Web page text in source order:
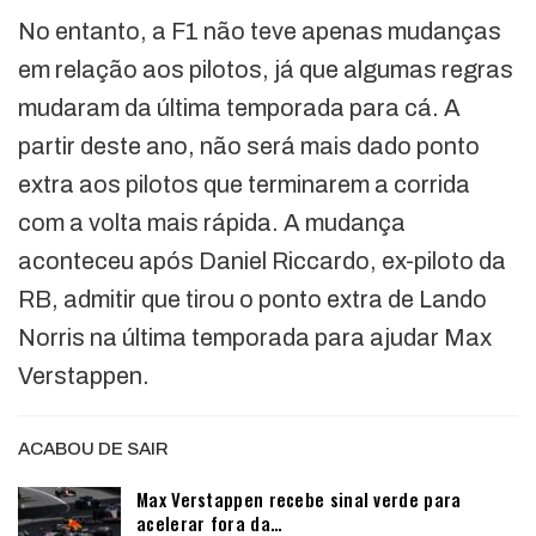
No entanto, a F1 não teve apenas mudanças
em relação aos pilotos, já que algumas regras
mudaram da última temporada para cá. A
partir deste ano, não será mais dado ponto
extra aos pilotos que terminarem a corrida
com a volta mais rápida. A mudança
aconteceu após Daniel Riccardo, ex-piloto da
RB, admitir que tirou o ponto extra de Lando
Norris na última temporada para ajudar Max
Verstappen.
ACABOU DE SAIR
Max Verstappen recebe sinal verde para
acelerar fora da…